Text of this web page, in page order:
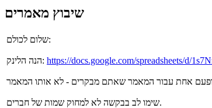
שיבוץ מאמרים
שלום לכולם:
הנה הלינק: https://docs.google.com/spreadsheets/d/
שימו לב בבקשה לא למחוק שמות של חברים.